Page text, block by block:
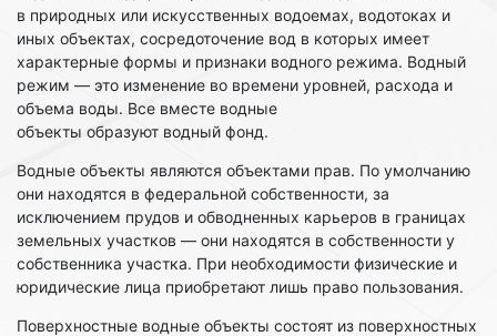
в природных или искусственных водоемах, водотоках и
иных объектах, сосредоточение вод в которых имеет
характерные формы и признаки водного режима. Водный
режим — это изменение во времени уровней, расхода и
объема воды. Все вместе водные
объекты образуют водный фонд.
Водные объекты являются объектами прав. По умолчанию
они находятся в федеральной собственности, за
исключением прудов и обводненных карьеров в границах
земельных участков — они находятся в собственности у
собственника участка. При необходимости физические и
юридические лица приобретают лишь право пользования.
Поверхностные водные объекты состоят из поверхностных